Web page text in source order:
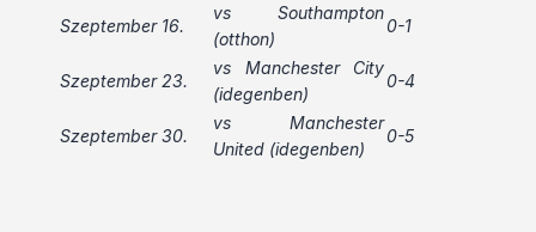
Szeptember 16.
vs Southampton
(otthon)
0-1
Szeptember 23.
vs Manchester City
(idegenben)
0-4
Szeptember 30.
vs Manchester
United (idegenben)
0-5